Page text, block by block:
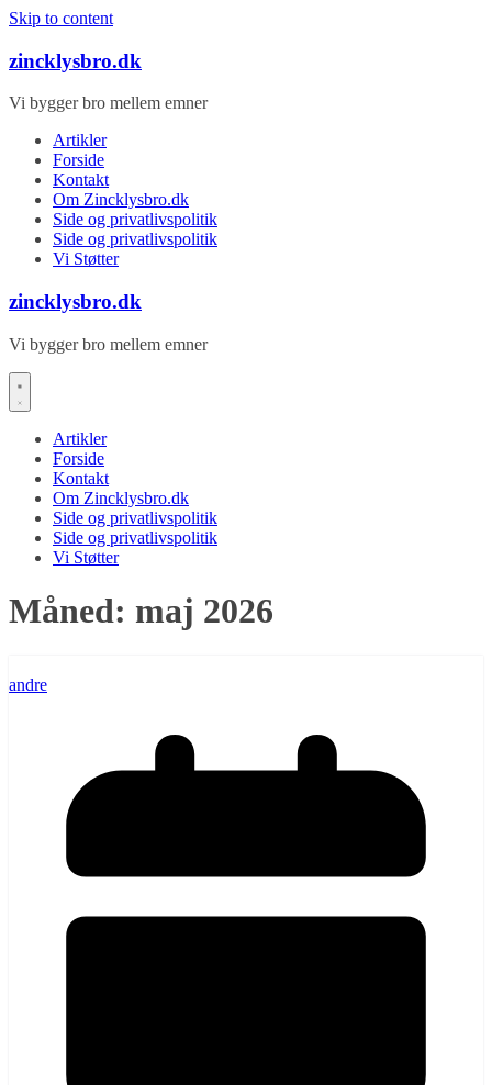
Skip to content
zincklysbro.dk
Vi bygger bro mellem emner
Artikler
Forside
Kontakt
Om Zincklysbro.dk
Side og privatlivspolitik
Side og privatlivspolitik
Vi Støtter
zincklysbro.dk
Vi bygger bro mellem emner
Artikler
Forside
Kontakt
Om Zincklysbro.dk
Side og privatlivspolitik
Side og privatlivspolitik
Vi Støtter
Måned: maj 2026
andre